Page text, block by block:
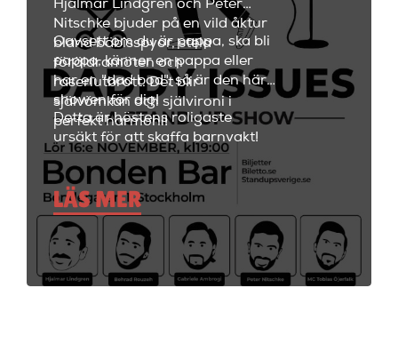
Hjalmar Lindgren och Peter
Nitschke bjuder på en vild åktur
bland bäbisspyor, stela
föräldramöten och
raseriutbrott. Det blir
självömkan och självironi i
perfekt harmoni!
Oavsett om du är pappa, ska bli
pappa, känner en pappa eller
har en "dad bod", så är den här
showen för dig!
Detta är höstens roligaste
ursäkt för att skaffa barnvakt!
LÄS MER